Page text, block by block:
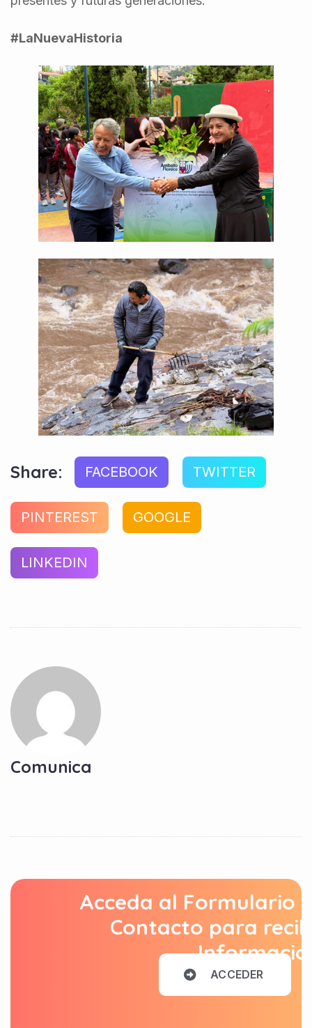
#LaNuevaHistoria
Share: FACEBOOK TWITTER
PINTEREST GOOGLE
LINKEDIN
Comunica
Acceda al Formulario
Contacto para
ACCEDER